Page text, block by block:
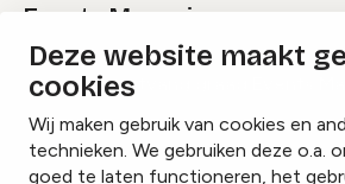
Deze website maakt
cookies
Wij maken gebruik van cookies en
technieken. We gebruiken deze o.a.
goed te laten functioneren, het
Events Magazine
Ik ontvang graag Events